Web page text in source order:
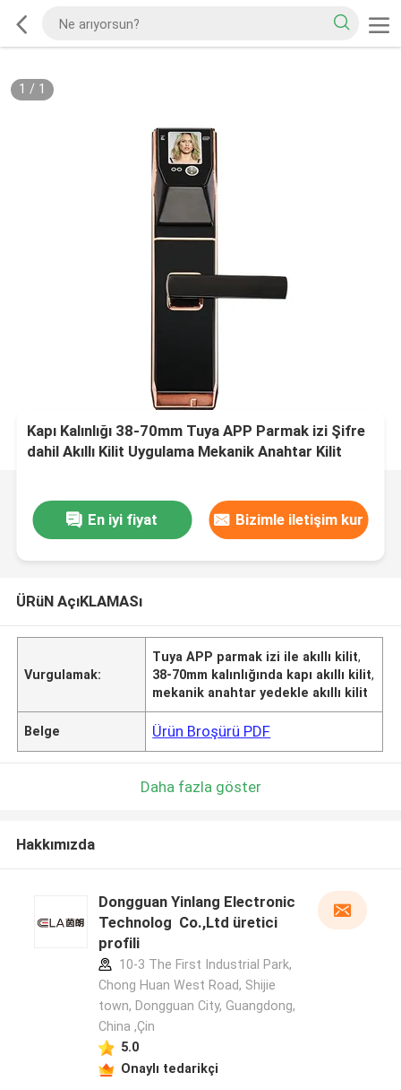
1 / 1
Kapı Kalınlığı 38-70mm Tuya APP Parmak izi Şifre
dahil Akıllı Kilit Uygulama Mekanik Anahtar Kilit
En iyi fiyat
Bizimle iletişim kur
ÜRüN AçıKLAMASı
Vurgulamak:
Tuya APP parmak izi ile akıllı kilit,
38-70mm kalınlığında kapı akıllı kilit,
mekanik anahtar yedekle akıllı kilit
Belge Ürün Broşürü PDF
Daha fazla göster
Hakkımızda
Dongguan Yinlang Electronic
Technolog Co.,Ltd üretici
profili
10-3 The First Industrial Park,
Chong Huan West Road, Shijie
town, Dongguan City, Guangdong,
China ,Çin
5.0
Onaylı tedarikçi